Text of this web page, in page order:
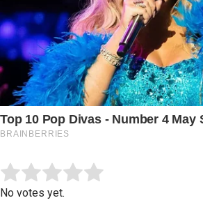
Rate this item:
No votes yet.